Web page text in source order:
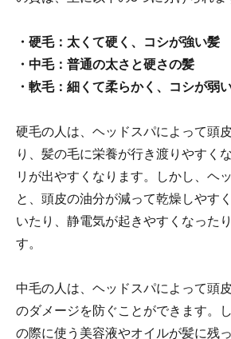
・硬毛：太くて硬く、コシが強い髪
・中毛：普通の太さと硬さの髪
・軟毛：細くて柔らかく、コシが弱
硬毛の人は、ヘッドスパによって頭
り、髪の毛に栄養が行き渡りやすく
リが出やすくなります。しかし、ヘ
と、頭皮の油分が減って乾燥しやす
いたり、静電気が起きやすくなった
す。
中毛の人は、ヘッドスパによって頭
のダメージを防ぐことができます。
の際に使う美容液やオイルが髪に残